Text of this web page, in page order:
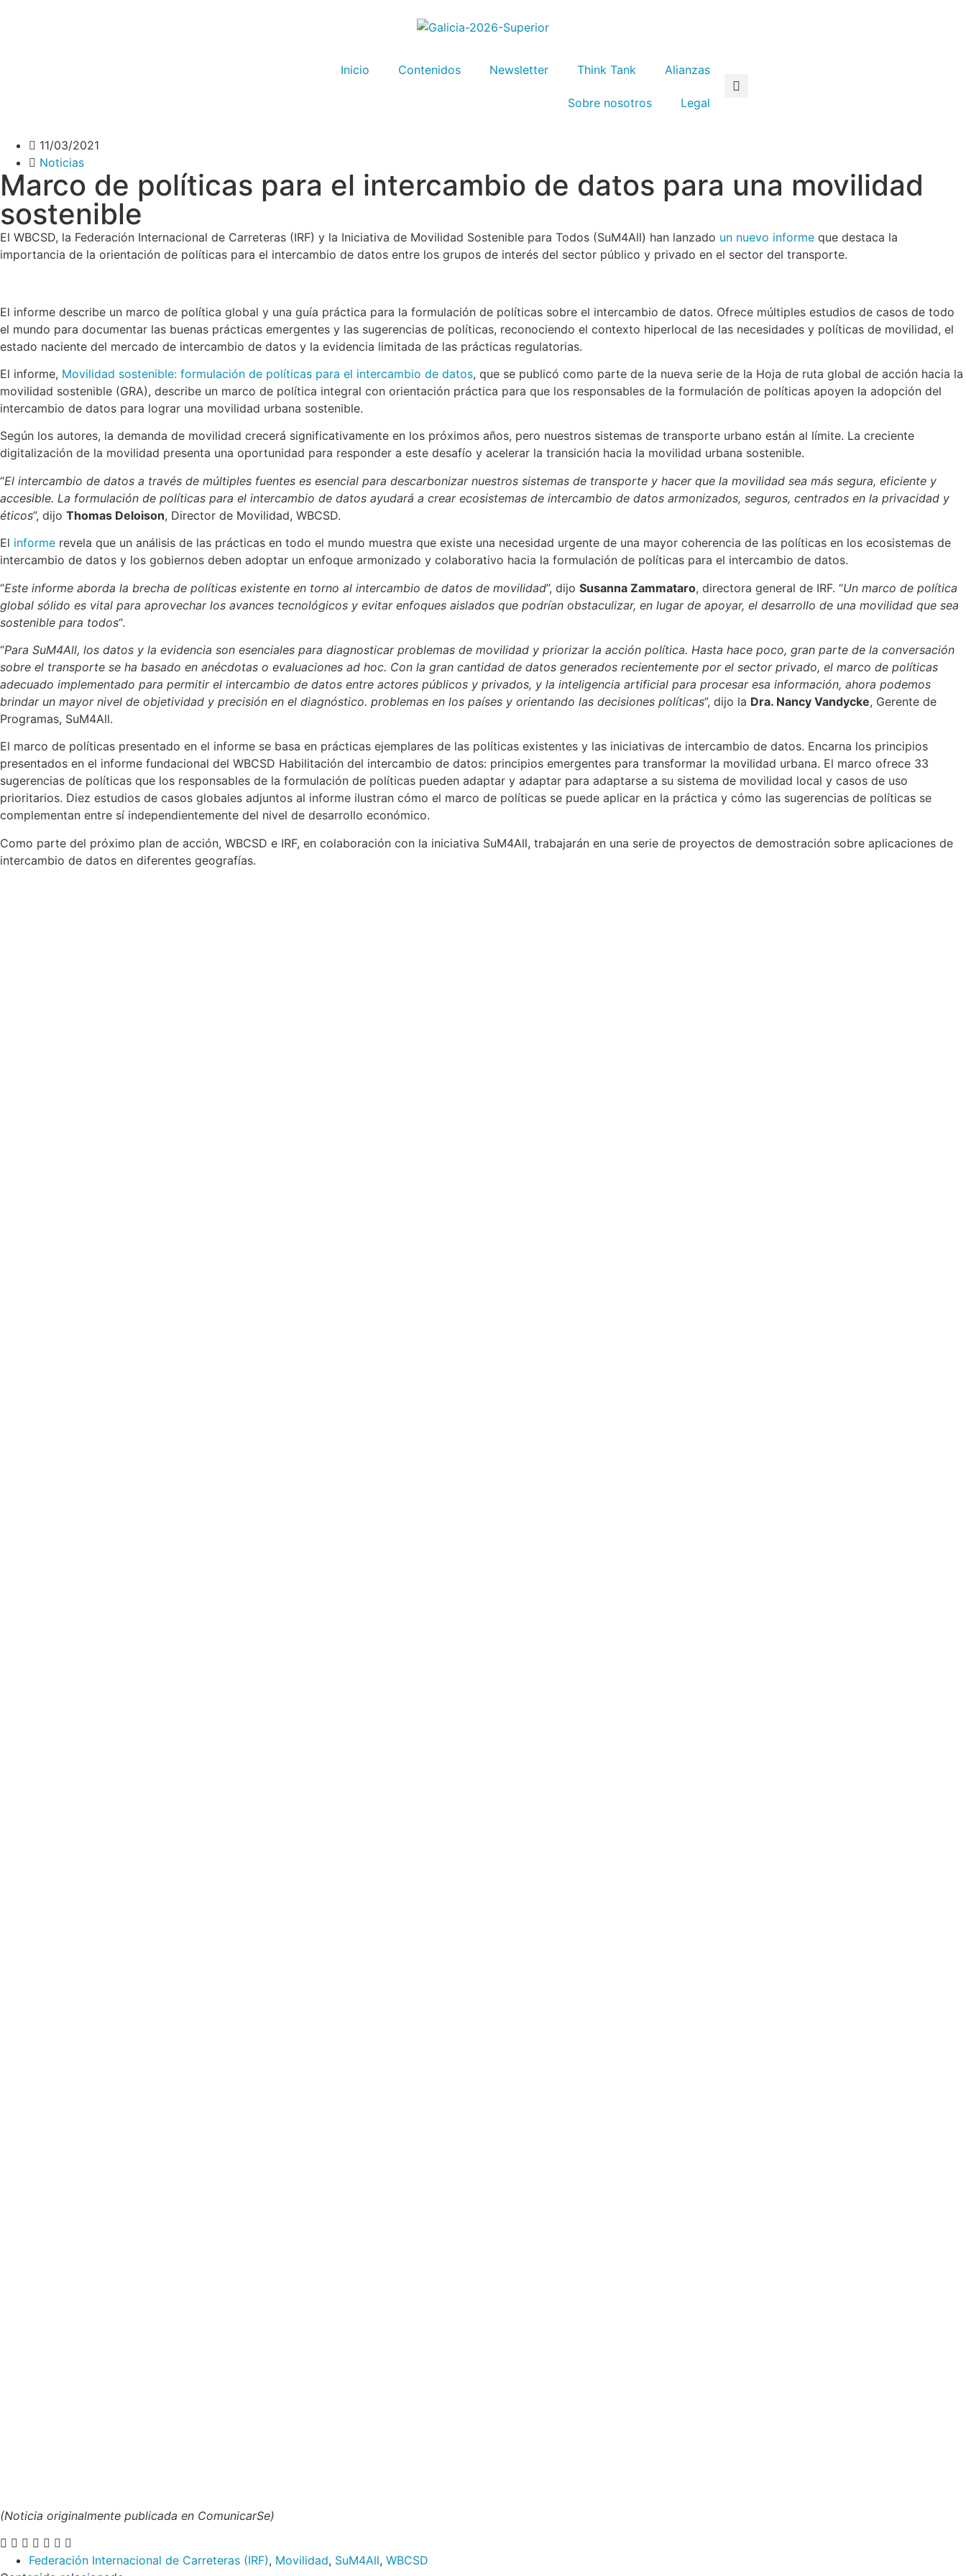
Inicio Contenidos Newsletter Think Tank Alianzas
Sobre nosotros Legal
11/03/2021
Noticias
Marco de políticas para el intercambio de datos para una movilidad
sostenible
El WBCSD, la Federación Internacional de Carreteras (IRF) y la Iniciativa de Movilidad Sostenible para Todos (SuM4All) han lanzado un nuevo informe que destaca la
importancia de la orientación de políticas para el intercambio de datos entre los grupos de interés del sector público y privado en el sector del transporte.
El informe describe un marco de política global y una guía práctica para la formulación de políticas sobre el intercambio de datos. Ofrece múltiples estudios de casos de todo
el mundo para documentar las buenas prácticas emergentes y las sugerencias de políticas, reconociendo el contexto hiperlocal de las necesidades y políticas de movilidad, el
estado naciente del mercado de intercambio de datos y la evidencia limitada de las prácticas regulatorias.
El informe, Movilidad sostenible: formulación de políticas para el intercambio de datos, que se publicó como parte de la nueva serie de la Hoja de ruta global de acción hacia la
movilidad sostenible (GRA), describe un marco de política integral con orientación práctica para que los responsables de la formulación de políticas apoyen la adopción del
intercambio de datos para lograr una movilidad urbana sostenible.
Según los autores, la demanda de movilidad crecerá significativamente en los próximos años, pero nuestros sistemas de transporte urbano están al límite. La creciente
digitalización de la movilidad presenta una oportunidad para responder a este desafío y acelerar la transición hacia la movilidad urbana sostenible.
“El intercambio de datos a través de múltiples fuentes es esencial para descarbonizar nuestros sistemas de transporte y hacer que la movilidad sea más segura, eficiente y
accesible. La formulación de políticas para el intercambio de datos ayudará a crear ecosistemas de intercambio de datos armonizados, seguros, centrados en la privacidad y
éticos”, dijo Thomas Deloison, Director de Movilidad, WBCSD.
El informe revela que un análisis de las prácticas en todo el mundo muestra que existe una necesidad urgente de una mayor coherencia de las políticas en los ecosistemas de
intercambio de datos y los gobiernos deben adoptar un enfoque armonizado y colaborativo hacia la formulación de políticas para el intercambio de datos.
“Este informe aborda la brecha de políticas existente en torno al intercambio de datos de movilidad”, dijo Susanna Zammataro, directora general de IRF. “Un marco de política
global sólido es vital para aprovechar los avances tecnológicos y evitar enfoques aislados que podrían obstaculizar, en lugar de apoyar, el desarrollo de una movilidad que sea
sostenible para todos“.
“Para SuM4All, los datos y la evidencia son esenciales para diagnosticar problemas de movilidad y priorizar la acción política. Hasta hace poco, gran parte de la conversación
sobre el transporte se ha basado en anécdotas o evaluaciones ad hoc. Con la gran cantidad de datos generados recientemente por el sector privado, el marco de políticas
adecuado implementado para permitir el intercambio de datos entre actores públicos y privados, y la inteligencia artificial para procesar esa información, ahora podemos
brindar un mayor nivel de objetividad y precisión en el diagnóstico. problemas en los países y orientando las decisiones políticas”, dijo la Dra. Nancy Vandycke, Gerente de
Programas, SuM4All.
El marco de políticas presentado en el informe se basa en prácticas ejemplares de las políticas existentes y las iniciativas de intercambio de datos. Encarna los principios
presentados en el informe fundacional del WBCSD Habilitación del intercambio de datos: principios emergentes para transformar la movilidad urbana. El marco ofrece 33
sugerencias de políticas que los responsables de la formulación de políticas pueden adaptar y adaptar para adaptarse a su sistema de movilidad local y casos de uso
prioritarios. Diez estudios de casos globales adjuntos al informe ilustran cómo el marco de políticas se puede aplicar en la práctica y cómo las sugerencias de políticas se
complementan entre sí independientemente del nivel de desarrollo económico.
Como parte del próximo plan de acción, WBCSD e IRF, en colaboración con la iniciativa SuM4All, trabajarán en una serie de proyectos de demostración sobre aplicaciones de
intercambio de datos en diferentes geografías.
(Noticia originalmente publicada en ComunicarSe)
Federación Internacional de Carreteras (IRF), Movilidad, SuM4All, WBCSD